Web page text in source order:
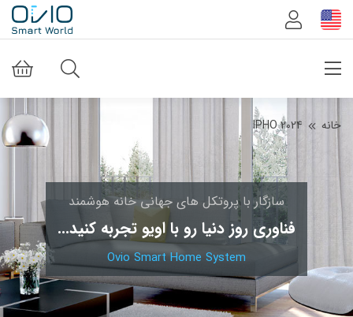
خانه IPHO 2024
فناوری روز دنیا رو با اویو تجربه کنید...
Ovio Smart Home System
سازگار با پروتکل های جهانی خانه هوشمند